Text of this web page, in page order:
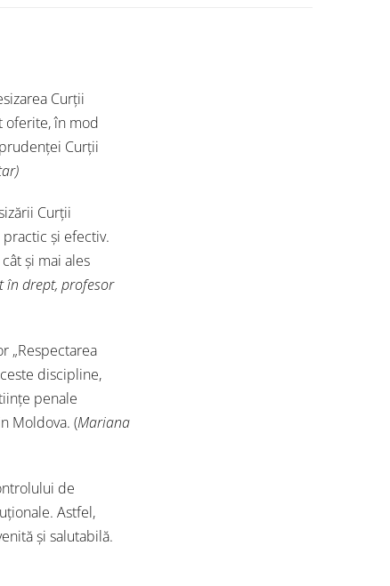
Curții
oferite, în mod
Curții
Curții
și efectiv.
și mai ales
în drept, profesor
„Respectarea
discipline,
penale
Moldova. (Mariana
de
Astfel,
și salutabilă.